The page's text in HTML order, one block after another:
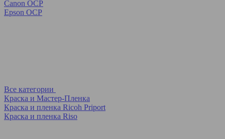
Canon OCP
Epson OCP
Все категории
Краска и Мастер-Пленка
Краска и пленка Ricoh Priport
Краска и пленка Riso